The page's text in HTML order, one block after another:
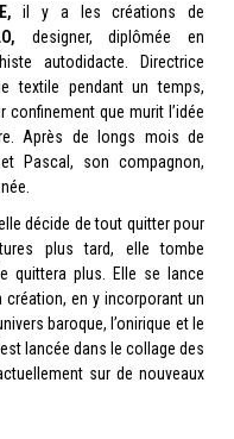
il y a les créations de
designer, diplômée en
autodidacte. Directrice
textile pendant un temps,
confinement que murit l’idée
Après de longs mois de
Pascal, son compagnon,
décide de tout quitter pour
plus tard, elle tombe
quittera plus. Elle se lance
en y incorporant un
baroque, l’onirique et le
lancée dans le collage des
sur de nouveaux